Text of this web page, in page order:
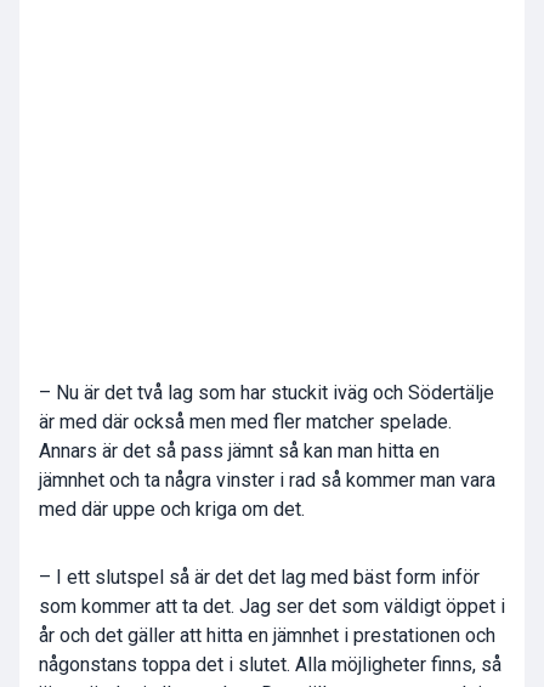
– Nu är det två lag som har stuckit iväg och Södertälje
är med där också men med fler matcher spelade.
Annars är det så pass jämnt så kan man hitta en
jämnhet och ta några vinster i rad så kommer man vara
med där uppe och kriga om det.
– I ett slutspel så är det det lag med bäst form inför
som kommer att ta det. Jag ser det som väldigt öppet i
år och det gäller att hitta en jämnhet i prestationen och
någonstans toppa det i slutet. Alla möjligheter finns, så